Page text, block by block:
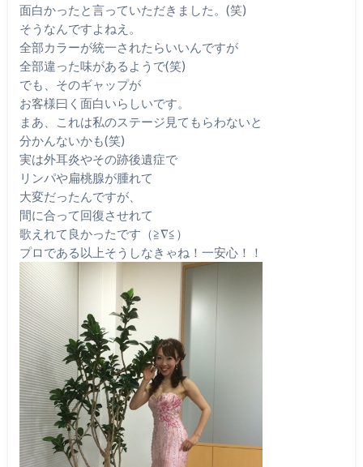
面白かったと言っていただきました。(笑)
そうなんですよねえ。
全部カラーが統一されたらいいんですが
全部違った味があるようで(笑)
でも、そのギャップが
お客様曰く面白いらしいです。
まあ、これは私のステージ見てもらわないと
分かんないかも(笑)
実は外耳炎やその跡後遺症で
リンパや扁桃腺が腫れて
大変だったんですが、
間に合って回復させれて
歌えれて良かったです（≧∇≦）
プロである以上そうしなきゃね！一安心！！